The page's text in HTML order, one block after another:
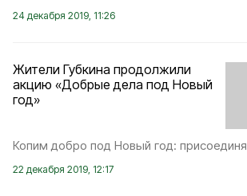
24 декабря 2019, 11:26
Жители Губкина продолжили
акцию «Добрые дела под Новый
год»
Копим добро под Новый год:
22 декабря 2019, 12:17